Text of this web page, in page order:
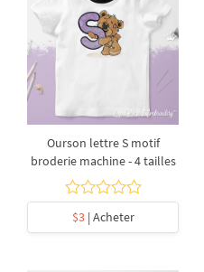
Ourson lettre S motif
broderie machine - 4 tailles
$3| Acheter